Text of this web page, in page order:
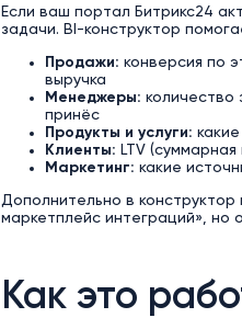
Если ваш портал Битрикс24
задачи. BI-конструктор
Продажи: конверсия по
выручка
Менеджеры: количество
принёс
Продукты и услуги:
Клиенты: LTV
Маркетинг: какие
Дополнительно в
маркетплейс интеграций», но
Как это